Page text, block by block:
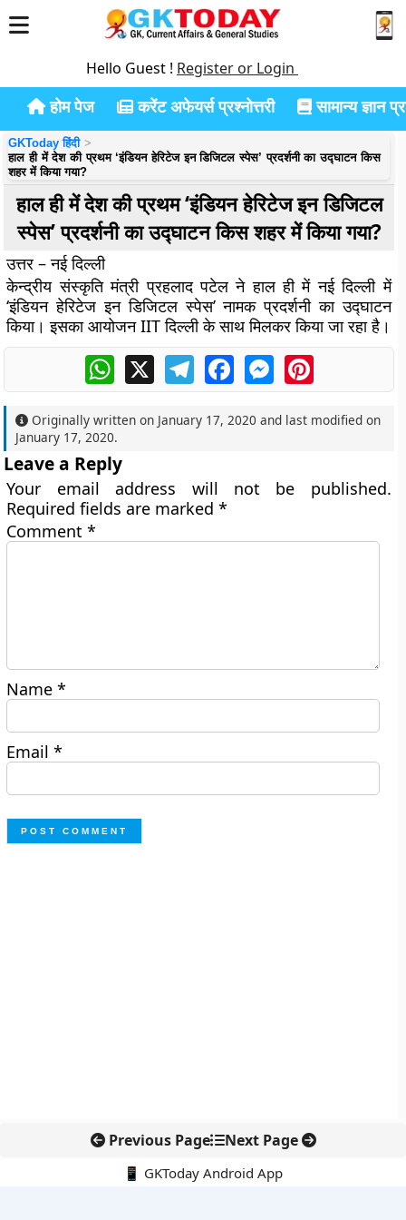
Hello Guest ! Register or Login
होम पेज करेंट अफेयर्स प्रश्नोत्तरी सामान्य ज्ञान
GKToday हिंदी
हाल ही में देश की प्रथम ‘इंडियन हेरिटेज इन डिजिटल स्पेस’ प्रदर्शनी का उद्घाटन किस
शहर में किया गया?
हाल ही में देश की प्रथम ‘इंडियन हेरिटेज इन डिजिटल
स्पेस’ प्रदर्शनी का उद्घाटन किस शहर में किया गया?
उत्तर – नई दिल्ली
केन्द्रीय संस्कृति मंत्री प्रहलाद पटेल ने हाल ही में नई दिल्ली में
‘इंडियन हेरिटेज इन डिजिटल स्पेस’ नामक प्रदर्शनी का उद्घाटन
किया। इसका आयोजन IIT दिल्ली के साथ मिलकर किया जा रहा है।
WhatsApp
X TelegramFacebookMessengerPinterest
Originally written on January 17, 2020 and last modified on
January 17, 2020.
Leave a Reply
Your email address will not be published.
Required fields are marked*
Comment*
Name*
Email*
Previous Page Next Page
📱 GKToday Android App